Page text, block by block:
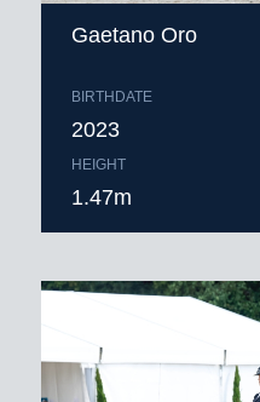
Gaetano Oro
BIRTHDATE
2023
HEIGHT
1.47m